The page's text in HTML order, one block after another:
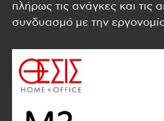
πλήρως τις ανάγκες και τις
συνδυασμό με την